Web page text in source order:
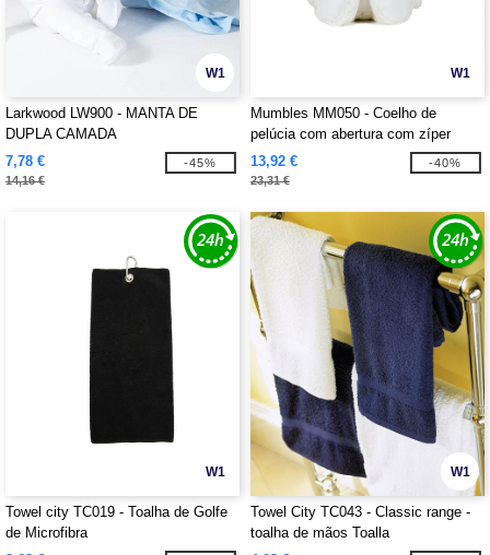
W1
Larkwood LW900 - MANTA DE
DUPLA CAMADA
7,78 €
14,16 €
-45%
W1
Mumbles MM050 - Coelho de
pelúcia com abertura com zíper
13,92 €
23,31 €
-40%
W1
Towel city TC019 - Toalha de Golfe
de Microfibra
W1
Towel City TC043 - Classic range -
toalha de mãos Toalla